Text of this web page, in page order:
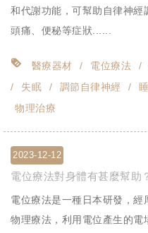
和代謝功能，可幫助自律神經
頭痛、便秘等症狀......
醫療器材 電位療法
失眠
調節自律神經
物理治療
2023-12-12
電位療法對身體有甚麼幫助
電位療法是一種日本研發，
物理療法，利用電位產生的電